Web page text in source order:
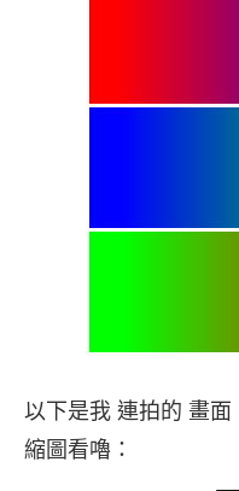
以下是我 連拍的 畫
縮圖看嚕：